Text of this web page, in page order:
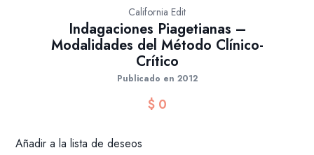
California Edit
Indagaciones Piagetianas –
Modalidades del Método Clínico-
Crítico
Publicado en 2012
$0
Añadir a la lista de deseos